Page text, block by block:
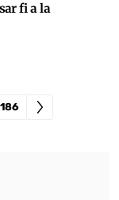
fi a la
186